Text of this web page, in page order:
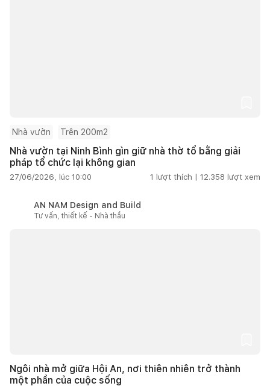
Nhà vườn Trên 200m2
Nhà vườn tại Ninh Bình gìn giữ nhà thờ tổ bằng giải
pháp tổ chức lại không gian
27/06/2026, lúc 10:00 1 lượt thích | 12.358 lượt xem
AN NAM Design and Build
Tư vấn, thiết kế - Nhà thầu
Ngôi nhà mở giữa Hội An, nơi thiên nhiên trở thành
một phần của cuộc sống